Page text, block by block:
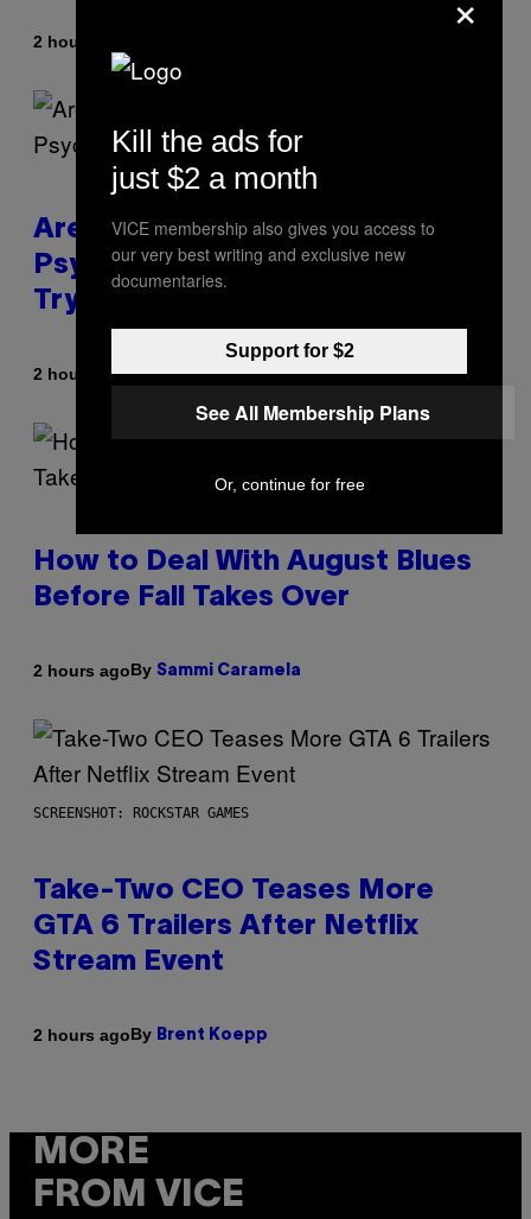
2 hours ago
Are You Super Stressed Out? A
Psychologist Says You Should
Try This.
2 hours agoBySammi Caramela
How to Deal With August Blues
Before Fall Takes Over
2 hours agoBy Sammi Caramela
SCREENSHOT: ROCKSTAR GAMES
Take-Two CEO Teases More
GTA 6 Trailers After Netflix
Stream Event
2 hours agoBy Brent Koepp
MORE
FROM VICE
Kill the ads for
just $2 a month
VICE membership also gives you access to
our very best writing and exclusive new
documentaries.
Support for $2
See All Membership Plans
Or, continue for free